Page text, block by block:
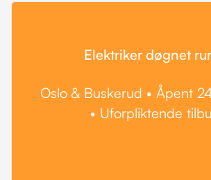
Elektriker døgnet
Oslo & Buskerud • Åpent
• Uforpliktende